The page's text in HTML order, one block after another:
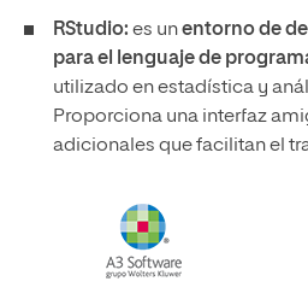
RStudio: es unentorno de
para el lenguaje de
utilizado en estadística y
Proporciona una interfaz
adicionales que facilitan el